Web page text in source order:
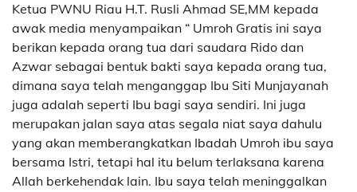
Ketua PWNU Riau H.T. Rusli Ahmad SE,MM kepada
awak media menyampaikan “ Umroh Gratis ini saya
berikan kepada orang tua dari saudara Rido dan
Azwar sebagai bentuk bakti saya kepada orang tua,
dimana saya telah menganggap Ibu Siti Munjayanah
juga adalah seperti Ibu bagi saya sendiri. Ini juga
merupakan jalan saya atas segala niat saya dahulu
yang akan memberangkatkan Ibadah Umroh ibu saya
bersama Istri, tetapi hal itu belum terlaksana karena
Allah berkehendak lain. Ibu saya telah meninggalkan